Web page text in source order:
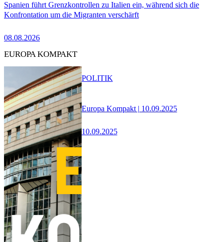
Spanien führt Grenzkontrollen zu Italien ein, während sich die
Konfrontation um die Migranten verschärft
08.08.2026
EUROPA KOMPAKT
Europa Kompakt | 10.09.2025
10.09.2025
POLITIK